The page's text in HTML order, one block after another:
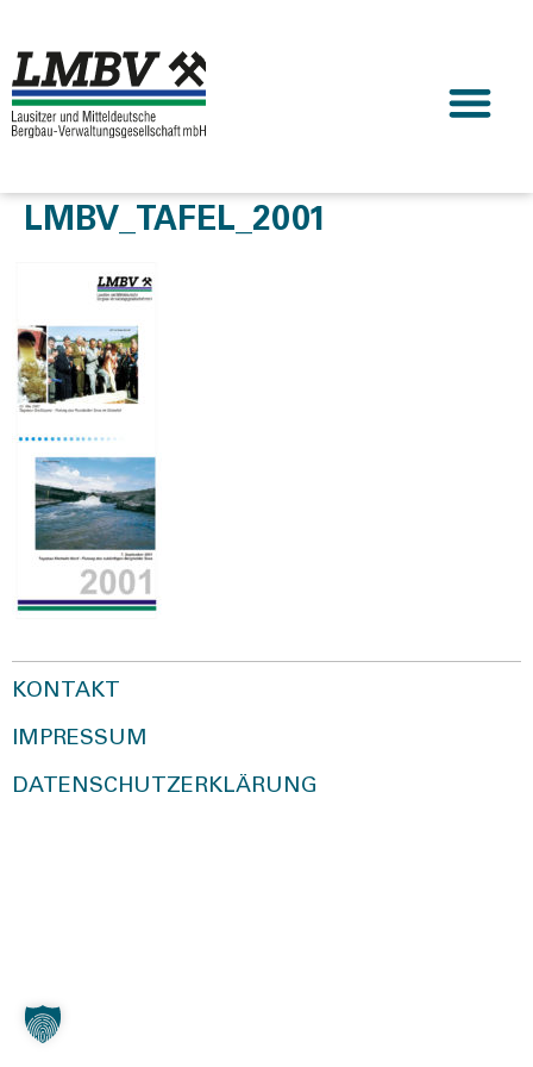
LMBV_TAFEL_2001
KONTAKT
IMPRESSUM
DATENSCHUTZERKLÄRUNG